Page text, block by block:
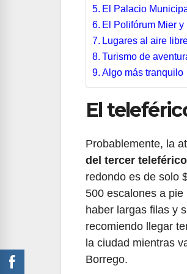
El Palacio
El Polifórum Mier y
Lugares al aire
Turismo de
Algo más tranquilo
El
Probablemente, la
del tercer
redondo es de solo
500 escalones a
haber largas filas y
recomiendo llegar
la ciudad mientras
Borrego.